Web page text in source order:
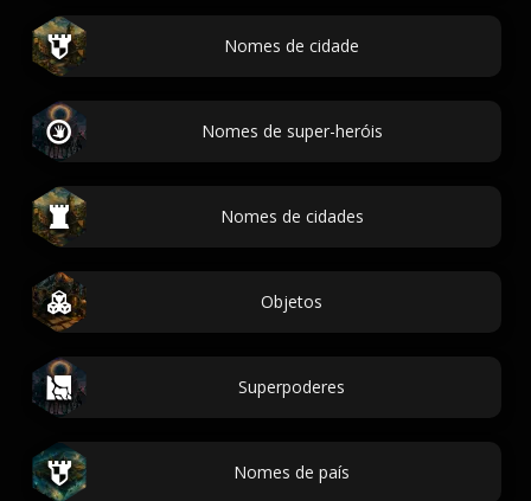
Nomes de cidade
Nomes de super-heróis
Nomes de cidades
Objetos
Superpoderes
Nomes de país